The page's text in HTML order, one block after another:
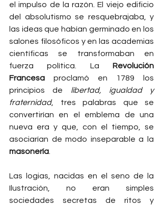
el impulso de la razón. El viejo edificio
del absolutismo se resquebrajaba, y
las ideas que habían germinado en los
salones filosóficos y en las academias
científicas se transformaban en
fuerza política. La Revolución
Francesa proclamó en 1789 los
principios de libertad, igualdad y
fraternidad, tres palabras que se
convertirían en el emblema de una
nueva era y que, con el tiempo, se
masonería
Las logias, nacidas en el seno de la
Ilustración, no eran simples
sociedades secretas de ritos y